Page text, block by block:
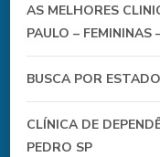
AS MELHORES
PAULO – FEMININAS
BUSCA POR ESTADO
CLÍNICA DE
PEDRO SP